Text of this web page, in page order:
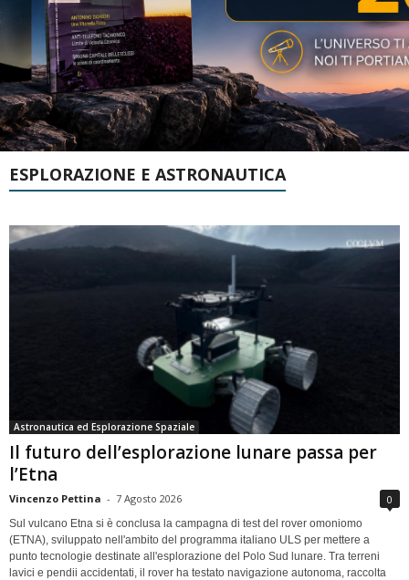
ESPLORAZIONE E ASTRONAUTICA
Astronautica ed Esplorazione Spaziale
Il futuro dell’esplorazione lunare passa per
l’Etna
Vincenzo Pettina - 7 Agosto 2026 0
Sul vulcano Etna si è conclusa la campagna di test del rover omoniomo
(ETNA), sviluppato nell'ambito del programma italiano ULS per mettere a
punto tecnologie destinate all'esplorazione del Polo Sud lunare. Tra terreni
lavici e pendii accidentati, il rover ha testato navigazione autonoma, raccolta